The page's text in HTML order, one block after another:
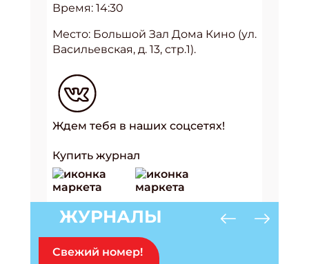
Время: 14:30
Место: Большой Зал Дома Кино (ул.
Васильевская, д. 13, стр.1).
Ждем тебя в наших соцсетях!
Купить журнал
ЖУРНАЛЫ
Свежий номер!